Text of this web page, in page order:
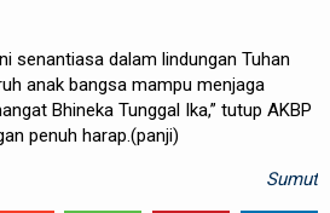
senantiasa dalam lindungan Tuhan
anak bangsa mampu menjaga
Bhineka Tunggal Ika,” tutup AKBP
penuh harap.(panji)
Sumut